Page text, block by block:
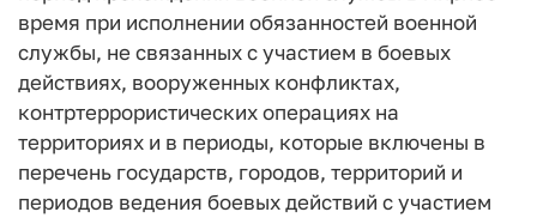
время при исполнении обязанностей военной
службы, не связанных с участием в боевых
действиях, вооруженных конфликтах,
контртеррористических операциях на
территориях и в периоды, которые включены в
перечень государств, городов, территорий и
периодов ведения боевых действий с участием